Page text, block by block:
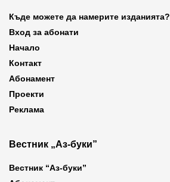
Къде можете да намерите изданията?
Вход за абонати
Начало
Контакт
Абонамент
Проекти
Реклама
Вестник „Аз-буки”
Вестник “Аз-буки”